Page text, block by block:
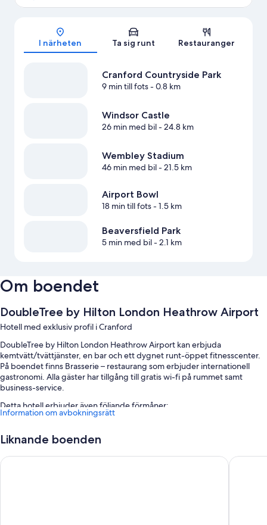
Karta
I närheten Ta sig runt Restauranger
Cranford Countryside Park
9 min till fots- 0.8 km
Windsor Castle
26 min med bil- 24.8 km
Wembley Stadium
46 min med bil- 21.5 km
Airport Bowl
18 min till fots- 1.5 km
Beaversfield Park
5 min med bil- 2.1 km
Om boendet
DoubleTree by Hilton London Heathrow Airport
Hotell med exklusiv profil i Cranford
DoubleTree by Hilton London Heathrow Airport kan erbjuda
kemtvätt/tvättjänster, en bar och ett dygnet runt-öppet fitnesscenter.
På boendet finns Brasserie – restaurang som erbjuder internationell
gastronomi. Alla gäster har tillgång till gratis wi-fi på rummet samt
business-service.
Detta hotell erbjuder även följande förmåner:
flygtransfer tur och retur (avgift tillkommer)
Information om avbokningsrätt
Liknande boenden
Premier Inn Heathrow Airport Terminal 4 Hilton